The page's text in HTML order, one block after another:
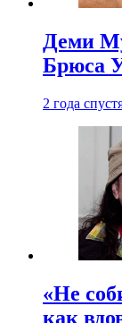
Деми
Брюса
2 года
«Не
как